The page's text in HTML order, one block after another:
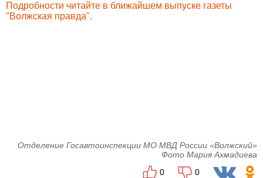
Подробности читайте в ближайшем выпуске газеты
"Волжская правда".
Отделение Госавтоинспекции МО МВД России «Волжский»
Фото Мария Ахмадиева
0
0